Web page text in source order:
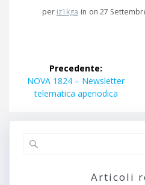
per iz1kga in on 27
Navigazione
articoli
Precedente:
Articolo
precedente:
NOVA 1824 – Newsletter
telematica aperiodica
Articoli